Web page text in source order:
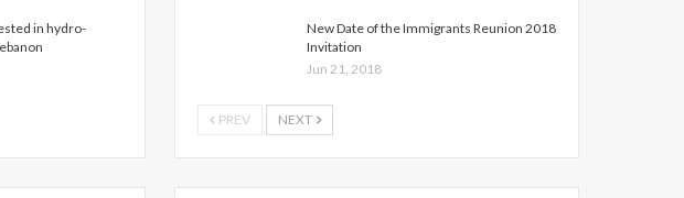
in hydro-
New Date of the Immigrants Reunion 2018
Invitation
Jun 21, 2018
PREV NEXT